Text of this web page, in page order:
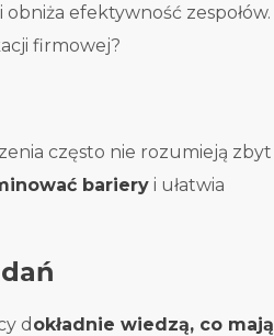
efektywność zespołów.
firmowej?
często nie rozumieją zbyt
bariery i ułatwia
d okładnie wiedzą, co mają